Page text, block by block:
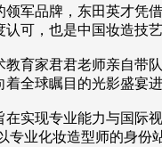
军品牌，东田英才凭
可，也是中国妆造技
育家君君老师亲自带
全球瞩目的光影盛宴
在实现专业能力与国际
专业化妆造型师的身